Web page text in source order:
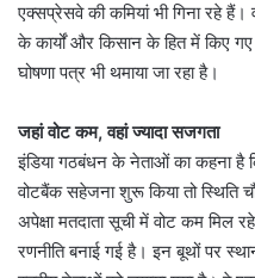
एक्सप्रेसवे की कमियां भी गिना रहे
के कार्यों और किसान के हित में किए
घोषणा पत्र भी थमाया जा रहा है।
जहां वोट कम, वहां ज्यादा सजगता
इंडिया गठबंधन के नेताओं का कहना है
वोटबैंक सहेजना शुरू किया तो स्थिति
अपेक्षा मतदाता सूची में वोट कम
रणनीति बनाई गई है। इन बूथों पर